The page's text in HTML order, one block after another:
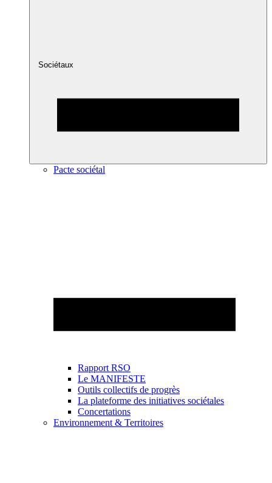
Sociétaux
Pacte sociétal
Rapport RSO
Le MANIFESTE
Outils collectifs de progrès
La plateforme des initiatives sociétales
Concertations
Environnement & Territoires